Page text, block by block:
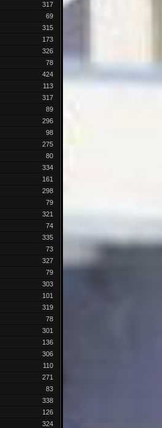
317
69
315
173
326
78
424
113
317
89
296
98
275
80
334
161
298
79
321
74
335
73
327
79
303
101
319
78
301
136
306
110
271
83
338
126
324